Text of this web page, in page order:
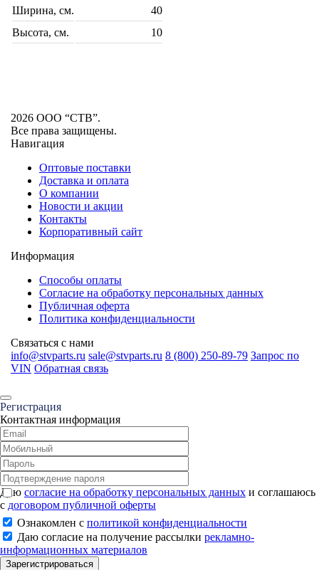
Ширина, см.
40
Высота, см.
10
2026 ООО “СТВ”.
Все права защищены.
Навигация
Оптовые поставки
Доставка и оплата
О компании
Новости и акции
Контакты
Корпоративный сайт
Информация
Способы оплаты
Согласие на обработку персональных данных
Публичная оферта
Политика конфиденциальности
Связаться с нами
info@stvparts.ru sale@stvparts.ru 8 (800) 250-89-79 Запрос по
VIN Обратная связь
Регистрация
Контактная информация
Даю согласие на обработку персональных данных и соглашаюсь
с договором публичной оферты
Ознакомлен с политикой конфиденциальности
Даю согласие на получение рассылки рекламно-
информационных материалов
Зарегистрироваться